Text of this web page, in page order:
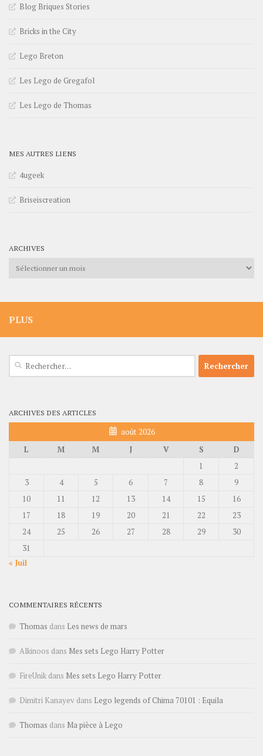
Blog Briques Stories
Bricks in the City
Lego Breton
Les Lego de Gregafol
Les Lego de Thomas
MES AUTRES LIENS
4ugeek
Briseiscreation
ARCHIVES
Archives
PLUS
Rechercher :
ARCHIVES DES ARTICLES
août 2026
L
M M J V S
D
1
2
3
4 5 6 7 8
9
10
11 12 13 14 15
16
17
18 19 20 21 22
23
24
25 26 27 28 29
30
31
« Juil
COMMENTAIRES RÉCENTS
Thomas dans Les news de mars
Alkinoos dans Mes sets Lego Harry Potter
FireUnik dans Mes sets Lego Harry Potter
Dimitri Kanayev dans Lego legends of Chima 70101 : Equila
Thomas dans Ma pièce à Lego